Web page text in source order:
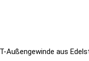
Außengewinde aus